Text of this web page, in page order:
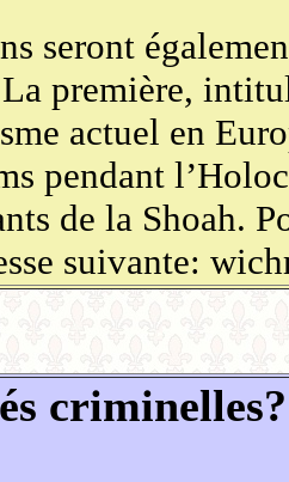
seront
première,
actuel en
pendant
de la Shoah.
suivante:
criminelles?